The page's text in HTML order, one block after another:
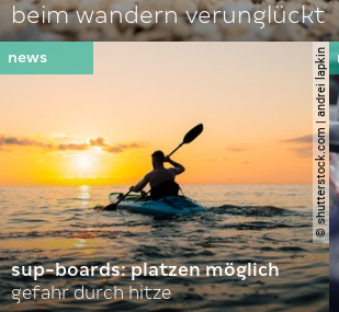
beim wandern verunglückt
© shutterstock.com | andrei lapkin
sup-boards: platzen möglich
gefahr durch hitze